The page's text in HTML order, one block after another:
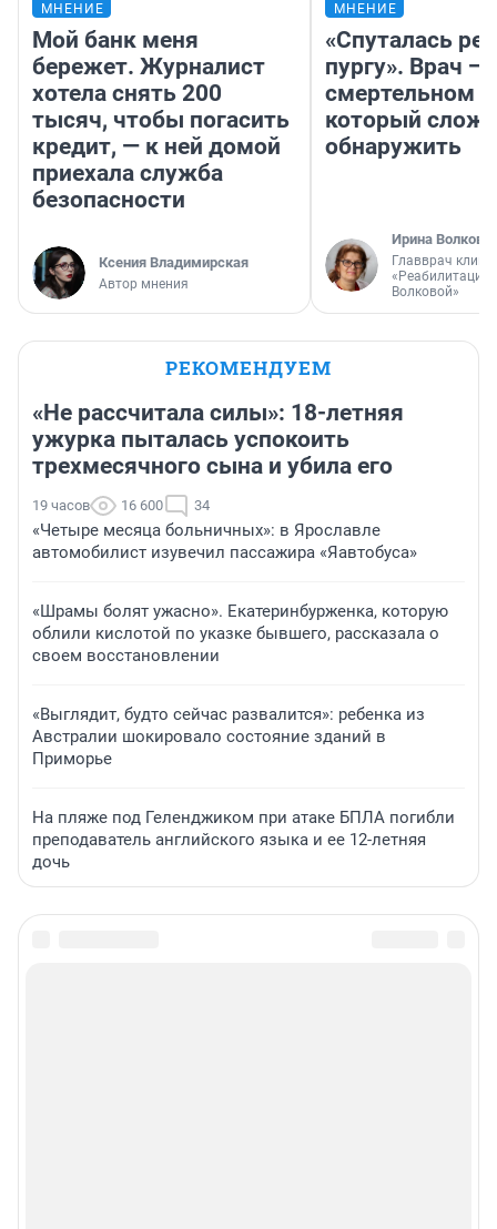
МНЕНИЕ
Мой банк меня
бережет. Журналист
хотела снять 200
тысяч, чтобы погасить
кредит, — к ней домой
приехала служба
безопасности
Ксения Владимирская
Автор мнения
МНЕНИЕ
«Спуталась
пургу». Врач —
смертельном
который
обнаружить
Ирина Волкова
Главврач
«Реабилитация
Волковой»
РЕКОМЕНДУЕМ
«Не рассчитала силы»: 18-летняя
ужурка пыталась успокоить
трехмесячного сына и убила его
19 часов 16 600 34
«Четыре месяца больничных»: в Ярославле
автомобилист изувечил пассажира «Яавтобуса»
«Шрамы болят ужасно». Екатеринбурженка, которую
облили кислотой по указке бывшего, рассказала о
своем восстановлении
«Выглядит, будто сейчас развалится»: ребенка из
Австралии шокировало состояние зданий в
Приморье
На пляже под Геленджиком при атаке БПЛА погибли
преподаватель английского языка и ее 12-летняя
дочь